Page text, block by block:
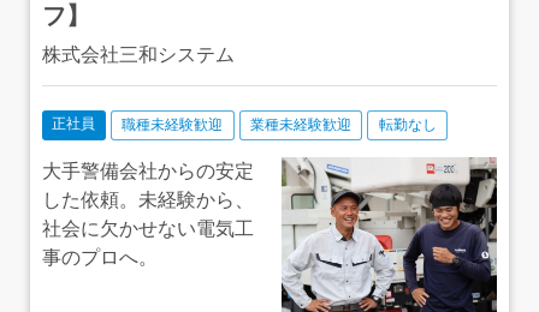
保全をつなぐ取り組みです。こうした構想を、一緒に一つ
フ】
株式会社三和システム
正社員 職種未経験歓迎 業種未経験歓迎 転勤なし
大手警備会社からの安定
した依頼。未経験から、
社会に欠かせない電気工
事のプロへ。